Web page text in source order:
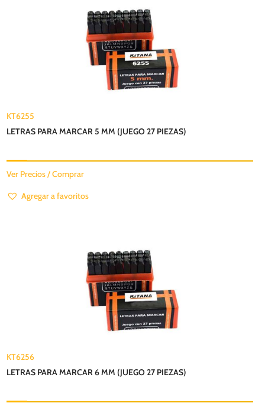
KT6255
LETRAS PARA MARCAR 5 MM (JUEGO 27 PIEZAS)
Ver Precios / Comprar
Agregar a favoritos
KT6256
LETRAS PARA MARCAR 6 MM (JUEGO 27 PIEZAS)